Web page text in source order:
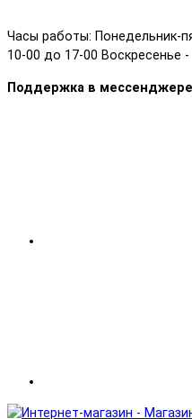
Часы работы: Понедельник-
10-00 до 17-00 Воскресенье
Поддержка в мессенджере